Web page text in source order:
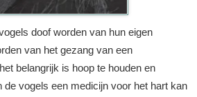
doof worden van hun eigen
van het gezang van een
belangrijk is hoop te houden en
de vogels een medicijn voor het hart kan